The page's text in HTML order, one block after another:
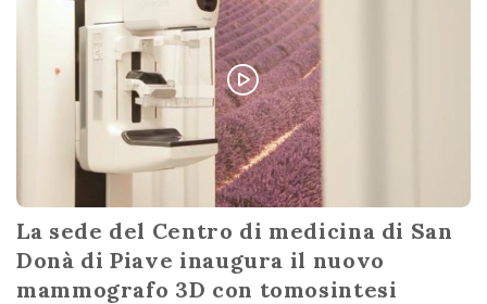
La sede del Centro di medicina di San
Donà di Piave inaugura il nuovo
mammografo 3D con tomosintesi